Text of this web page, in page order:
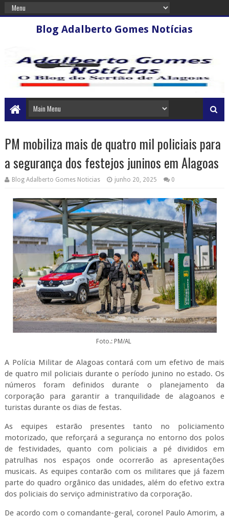
Blog Adalberto Gomes Notícias
PM mobiliza mais de quatro mil policiais para
a segurança dos festejos juninos em Alagoas
Blog Adalberto Gomes Noticias junho 20, 2025 0
Foto.: PM/AL
A Polícia Militar de Alagoas contará com um efetivo de mais
de quatro mil policiais durante o período junino no estado. Os
números foram definidos durante o planejamento da
corporação para garantir a tranquilidade de alagoanos e
turistas durante os dias de festas.
As equipes estarão presentes tanto no policiamento
motorizado, que reforçará a segurança no entorno dos polos
de festividades, quanto com policiais a pé divididos em
patrulhas nos espaços onde ocorrerão as apresentações
musicais. As equipes contarão com os militares que já fazem
parte do quadro orgânico das unidades, além do efetivo extra
dos policiais do serviço administrativo da corporação.
De acordo com o comandante-geral, coronel Paulo Amorim, a